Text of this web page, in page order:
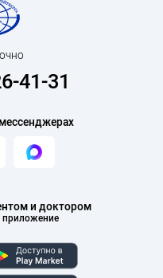
и доктором
приложение
41-31